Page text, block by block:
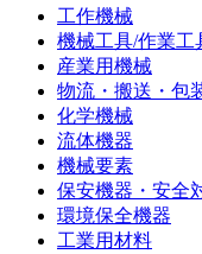
工作機械
機械工具/作業工
産業用機械
物流・搬送・包
化学機械
流体機器
機械要素
保安機器・安全
環境保全機器
工業用材料